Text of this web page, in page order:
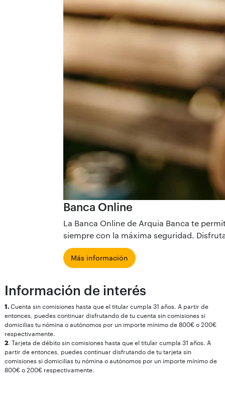
Banca Online
La Banca Online de Arquia Banca te
siempre con la máxima seguridad.
Más información
Información de interés
1. Cuenta sin comisiones hasta que el titular cumpla 31 años. A partir de
entonces, puedes continuar disfrutando de tu cuenta sin comisiones si
domicilias tu nómina o autónomos por un importe mínimo de 800€ o 200€
respectivamente.
2. Tarjeta de débito sin comisiones hasta que el titular cumpla 31 años. A
partir de entonces, puedes continuar disfrutando de tu tarjeta sin
comisiones si domicilias tu nómina o autónomos por un importe mínimo de
800€ o 200€ respectivamente.